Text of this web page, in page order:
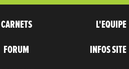
CARNETS
FORUM
L'EQUIPE
INFOS SITE